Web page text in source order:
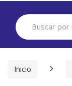
Search
for:
Inicio